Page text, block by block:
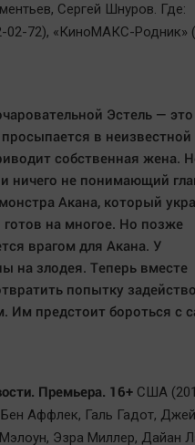
Сергей Шнуров. Где:
02-72), «КиноМАКС-Родник»
Эстель — это
в неизвестной
собственная жена.
ничего не понимающий
Акана, который
на многое. Но позже
врагом для Акана. У
на злодея. Теперь вместе
попытку
Им предстоит бороться с
Премьера. 16+США
Аффлек, Галь Гадот,
Эзра Миллер, Дайан